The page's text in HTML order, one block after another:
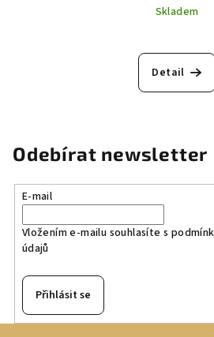
Skladem
Detail
Odebírat newsletter
E-mail
Vložením e-mailu souhlasíte s
údajů
Přihlásit se